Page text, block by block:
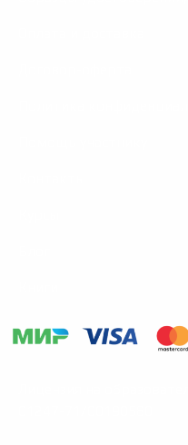
Лицензия на